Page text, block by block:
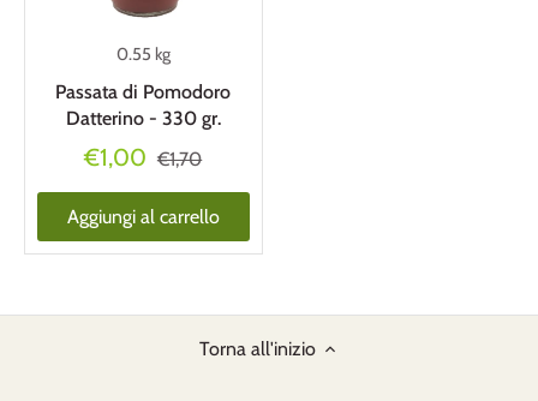
0.55 kg
Passata di Pomodoro
Datterino - 330 gr.
€1,00 €1,70
Aggiungi al carrello
Torna all'inizio